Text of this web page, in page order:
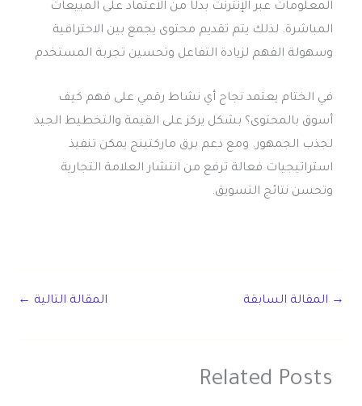
المعلومات عبر الإنترنت بدلًا من الاعتماد على المبيعات
المباشرة. لذلك يتم تقديم محتوى يجمع بين الاحترافية
وسهولة الفهم لزيادة التفاعل وتحسين تجربة المستخدم
في الختام يعتمد نجاح أي نشاط رقمي على فهم كيف
أسوق بالمحتوى؟ بشكل يركز على القيمة والتخطيط الجيد
لجذب الجمهور. ومع دعم برق ماركتينج يمكن تنفيذ
استراتيجيات فعالة ترفع من انتشار العلامة التجارية
وتحسن نتائج التسويق.
→ المقالة السابقة المقالة التالية ←
Related Posts